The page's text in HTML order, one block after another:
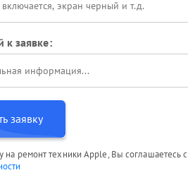
к заявке:
заявку
на ремонт техники Apple, Вы соглашаетесь с